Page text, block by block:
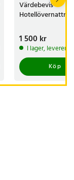
vardagar
Värdebevis
Pris:1 500 kr
1 500 kr
I lager,
Köp